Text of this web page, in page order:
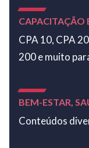
CAPACITAÇÃO
CPA 10, CPA
200 e muito
BEM-ESTAR,
Conteúdos